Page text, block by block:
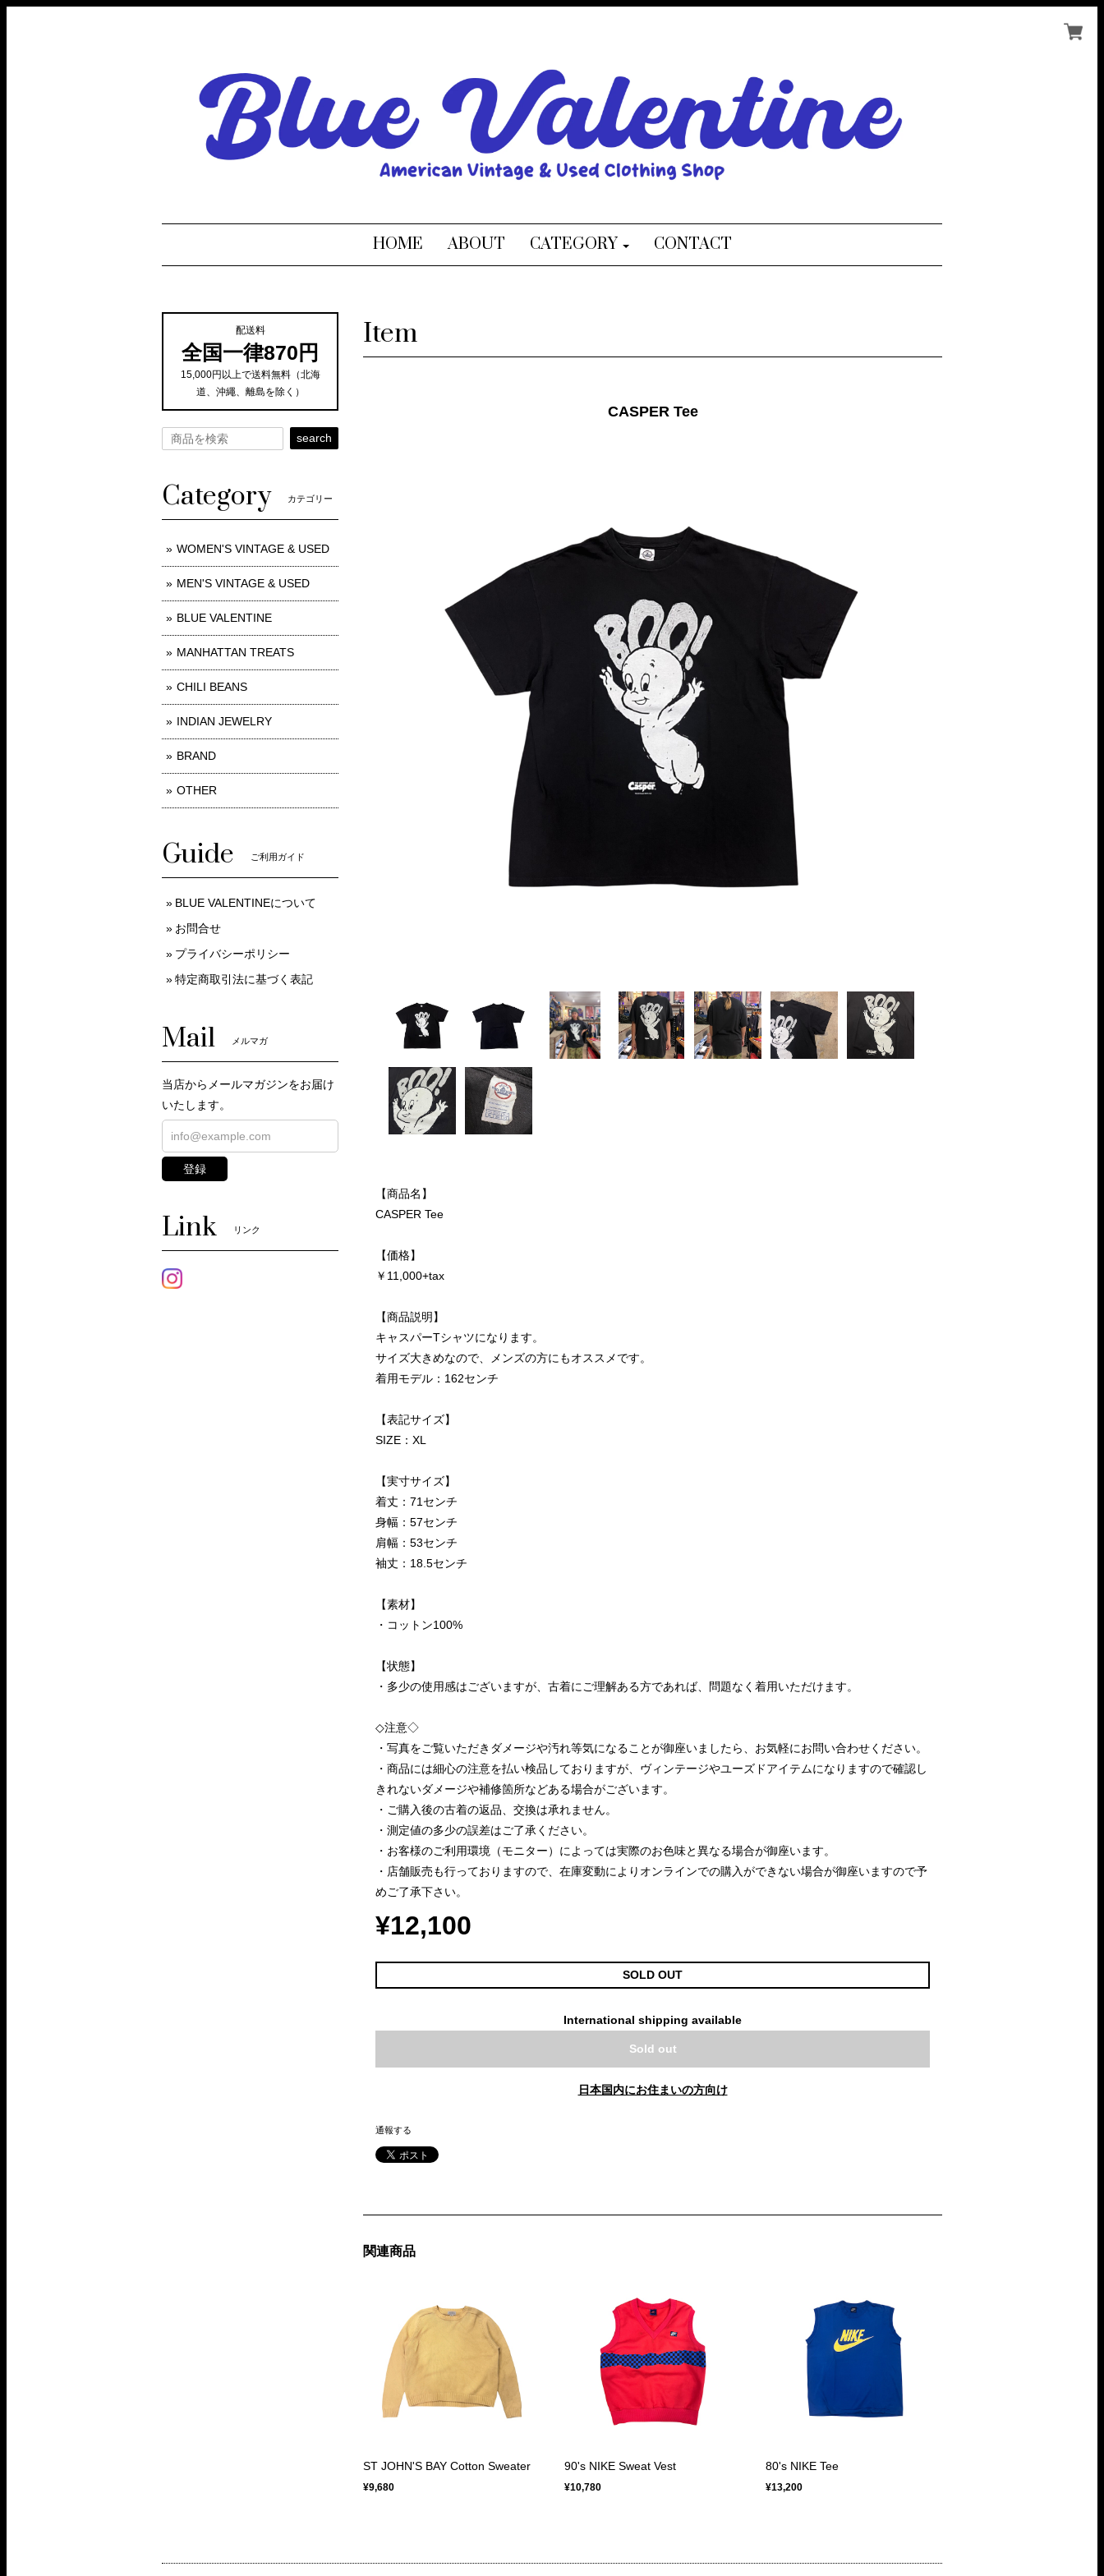
HOME ABOUT CATEGORY CONTACT
Item
CASPER Tee
【商品名】
CASPER Tee
【価格】
￥11,000+tax
【商品説明】
キャスパーTシャツになります。
サイズ大きめなので、メンズの方にもオススメです。
着用モデル：162センチ
【表記サイズ】
SIZE：XL
【実寸サイズ】
着丈：71センチ
身幅：57センチ
肩幅：53センチ
袖丈：18.5センチ
【素材】
・コットン100%
【状態】
・多少の使用感はございますが、古着にご理解ある方であれば、問題なく着用いただけます。
◇注意◇
・写真をご覧いただきダメージや汚れ等気になることが御座いましたら、お気軽にお問い合わせください。
・商品には細心の注意を払い検品しておりますが、ヴィンテージやユーズドアイテムになりますので確認し
きれないダメージや補修箇所などある場合がございます。
・ご購入後の古着の返品、交換は承れません。
・測定値の多少の誤差はご了承ください。
・お客様のご利用環境（モニター）によっては実際のお色味と異なる場合が御座います。
・店舗販売も行っておりますので、在庫変動によりオンラインでの購入ができない場合が御座いますので予
めご了承下さい。
¥12,100
SOLD OUT
International shipping available
Sold out
日本国内にお住まいの方向け
通報する
関連商品
ST JOHN'S BAY Cotton Sweater
¥9,680
90's NIKE Sweat Vest
¥10,780
80's NIKE Tee
¥13,200
配送料
全国一律870円
15,000円以上で送料無料（北海
道、沖繩、離島を除く）
search
Category カテゴリー
WOMEN'S VINTAGE & USED
MEN'S VINTAGE & USED
BLUE VALENTINE
MANHATTAN TREATS
CHILI BEANS
INDIAN JEWELRY
BRAND
OTHER
Guide ご利用ガイド
BLUE VALENTINEについて
お問合せ
プライバシーポリシー
特定商取引法に基づく表記
Mail メルマガ
当店からメールマガジンをお届け
いたします。
登録
Link リンク